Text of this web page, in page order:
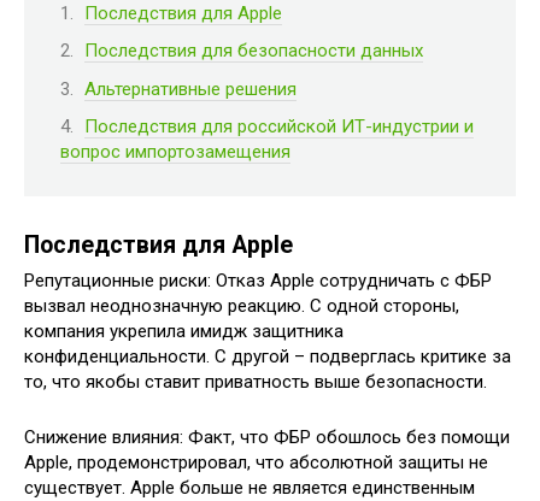
Последствия для Apple
Последствия для безопасности данных
Альтернативные решения
Последствия для российской ИТ-индустрии и
вопрос импортозамещения
Последствия для Apple
Репутационные риски: Отказ Apple сотрудничать с ФБР
вызвал неоднозначную реакцию. С одной стороны,
компания укрепила имидж защитника
конфиденциальности. С другой – подверглась критике за
то, что якобы ставит приватность выше безопасности.
Снижение влияния: Факт, что ФБР обошлось без помощи
Apple, продемонстрировал, что абсолютной защиты не
существует. Apple больше не является единственным